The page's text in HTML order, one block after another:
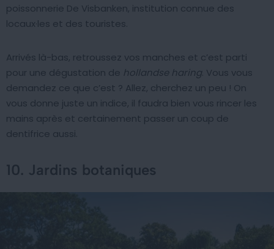
poissonnerie De Visbanken, institution connue des
locaux·les et des touristes.
Arrivés là-bas, retroussez vos manches et c’est parti
pour une dégustation de hollandse haring . Vous vous
demandez ce que c’est ? Allez, cherchez un peu ! On
vous donne juste un indice, il faudra bien vous rincer les
mains après et certainement passer un coup de
dentifrice aussi.
10. Jardins botaniques